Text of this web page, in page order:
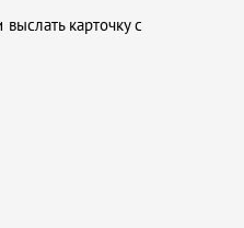
карточку с